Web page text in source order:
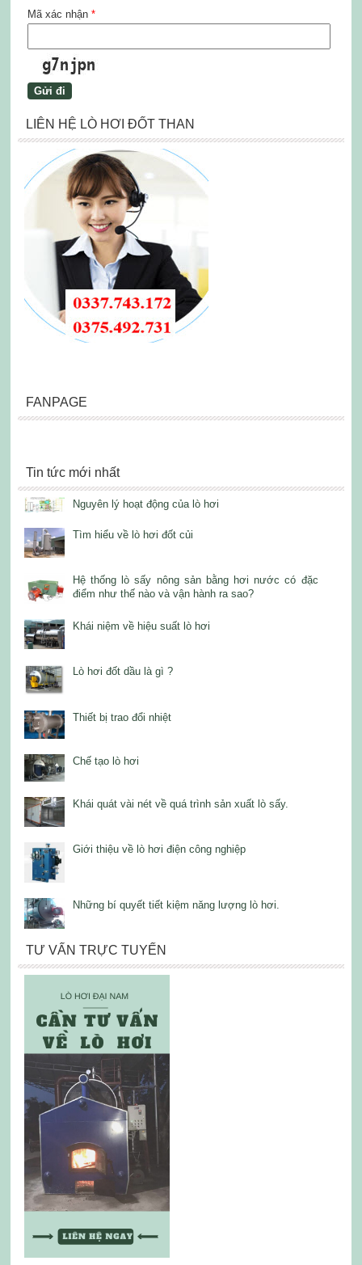
Mã xác nhận *
LIÊN HỆ LÒ HƠI ĐỐT THAN
FANPAGE
Tin tức mới nhất
Nguyên lý hoạt động của lò hơi
Tìm hiểu về lò hơi đốt củi
Hệ thống lò sấy nông sản bằng hơi nước có đặc
điểm như thế nào và vận hành ra sao?
Khái niệm về hiệu suất lò hơi
Lò hơi đốt dầu là gì ?
Thiết bị trao đổi nhiệt
Chế tạo lò hơi
Khái quát vài nét về quá trình sản xuất lò sấy.
Giới thiệu về lò hơi điện công nghiệp
Những bí quyết tiết kiệm năng lượng lò hơi.
TƯ VẤN TRỰC TUYẾN